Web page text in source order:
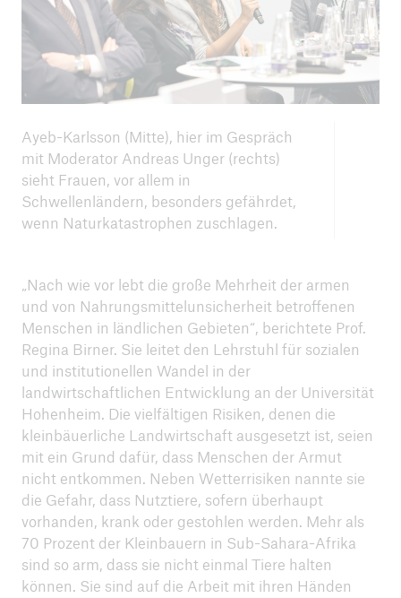
Ayeb-Karlsson (Mitte), hier im Gespräch
mit Moderator Andreas Unger (rechts)
sieht Frauen, vor allem in
Schwellenländern, besonders gefährdet,
wenn Naturkatastrophen zuschlagen.
„Nach wie vor lebt die große Mehrheit der armen
und von Nahrungsmittelunsicherheit betroffenen
Menschen in ländlichen Gebieten“, berichtete Prof.
Regina Birner. Sie leitet den Lehrstuhl für sozialen
und institutionellen Wandel in der
landwirtschaftlichen Entwicklung an der Universität
Hohenheim. Die vielfältigen Risiken, denen die
kleinbäuerliche Landwirtschaft ausgesetzt ist, seien
mit ein Grund dafür, dass Menschen der Armut
nicht entkommen. Neben Wetterrisiken nannte sie
die Gefahr, dass Nutztiere, sofern überhaupt
vorhanden, krank oder gestohlen werden. Mehr als
70 Prozent der Kleinbauern in Sub-Sahara-Afrika
sind so arm, dass sie nicht einmal Tiere halten
können. Sie sind auf die Arbeit mit ihren Händen